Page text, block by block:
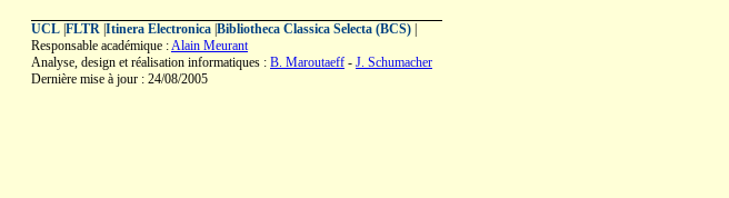
UCL FLTR Itinera Electronica Bibliotheca Classica Selecta (BCS)
Responsable académique :Alain Meurant
Analyse, design et réalisation informatiques : B. Maroutaeff - J. Schumacher
Dernière mise à jour : 24/08/2005